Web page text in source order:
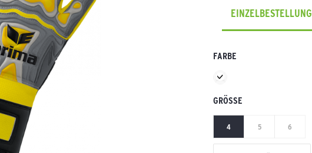
EINZELBESTELLUNG
FARBE
GRÖSSE
4 5 6